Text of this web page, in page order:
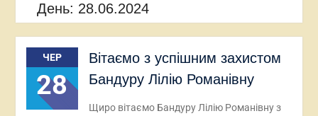
День: 28.06.2024
ЧЕР
28
Вітаємо з успішним захистом
Бандуру Лілію Романівну
Щиро вітаємо Бандуру Лілію Романівну з